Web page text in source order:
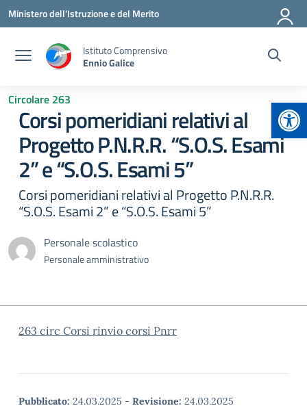
Vai ai contenuti
Vai al menu di navigazione
Vai al footer
Ministero dell'Istruzione e del Merito
Istituto Comprensivo
Ennio Galice
Circolare 263
Corsi pomeridiani relativi al
Progetto P.N.R.R. “S.O.S. Esami
2” e “S.O.S. Esami 5”
Corsi pomeridiani relativi al Progetto P.N.R.R.
“S.O.S. Esami 2” e “S.O.S. Esami 5”
Personale scolastico
Personale amministrativo
263 circ Corsi rinvio corsi Pnrr
Pubblicato: 24.03.2025 - Revisione: 24.03.2025